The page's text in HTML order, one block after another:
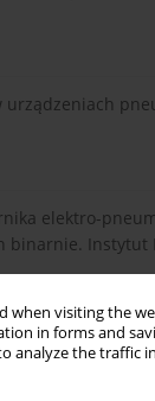
when visiting the
in forms and
analyze the traffic
elektro-
Instytut
do
w